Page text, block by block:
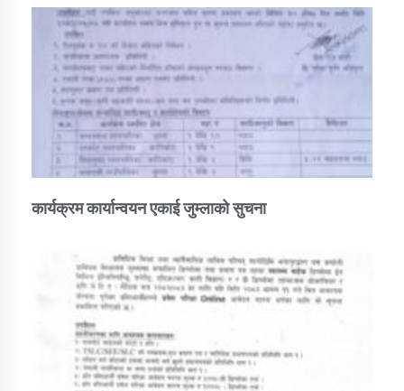
कार्यक्रम कार्यान्वयन एकाई जुम्लाको सुचना